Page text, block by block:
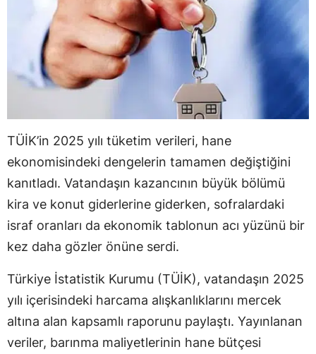
TÜİK’in 2025 yılı tüketim verileri, hane
ekonomisindeki dengelerin tamamen değiştiğini
kanıtladı. Vatandaşın kazancının büyük bölümü
kira ve konut giderlerine giderken, sofralardaki
israf oranları da ekonomik tablonun acı yüzünü bir
kez daha gözler önüne serdi.
Türkiye İstatistik Kurumu (TÜİK), vatandaşın 2025
yılı içerisindeki harcama alışkanlıklarını mercek
altına alan kapsamlı raporunu paylaştı. Yayınlanan
veriler, barınma maliyetlerinin hane bütçesi